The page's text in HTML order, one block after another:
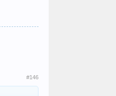
#146